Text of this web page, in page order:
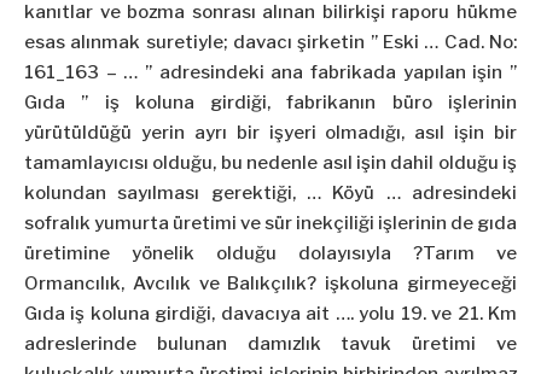
kanıtlar ve bozma sonrası alınan bilirkişi raporu hükme
esas alınmak suretiyle; davacı şirketin ” Eski … Cad. No:
161_163 – … ” adresindeki ana fabrikada yapılan işin ”
Gıda ” iş koluna girdiği, fabrikanın büro işlerinin
yürütüldüğü yerin ayrı bir işyeri olmadığı, asıl işin bir
tamamlayıcısı olduğu, bu nedenle asıl işin dahil olduğu iş
kolundan sayılması gerektiği, … Köyü … adresindeki
sofralık yumurta üretimi ve sür inekçiliği işlerinin de gıda
üretimine yönelik olduğu dolayısıyla ?Tarım ve
Ormancılık, Avcılık ve Balıkçılık? işkoluna girmeyeceği
Gıda iş koluna girdiği, davacıya ait …. yolu 19. ve 21. Km
adreslerinde bulunan damızlık tavuk üretimi ve